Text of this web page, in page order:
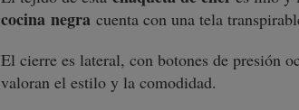
cocina negra cuenta con una tela
El cierre es lateral, con botones de presión
valoran el estilo y la comodidad.